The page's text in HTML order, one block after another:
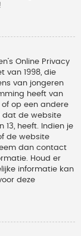
Online Privacy
van 1998, die
van jongeren
heeft van
op een andere
dat de website
13, heeft. Indien je
de website
dan contact
Houd er
informatie kan
deze